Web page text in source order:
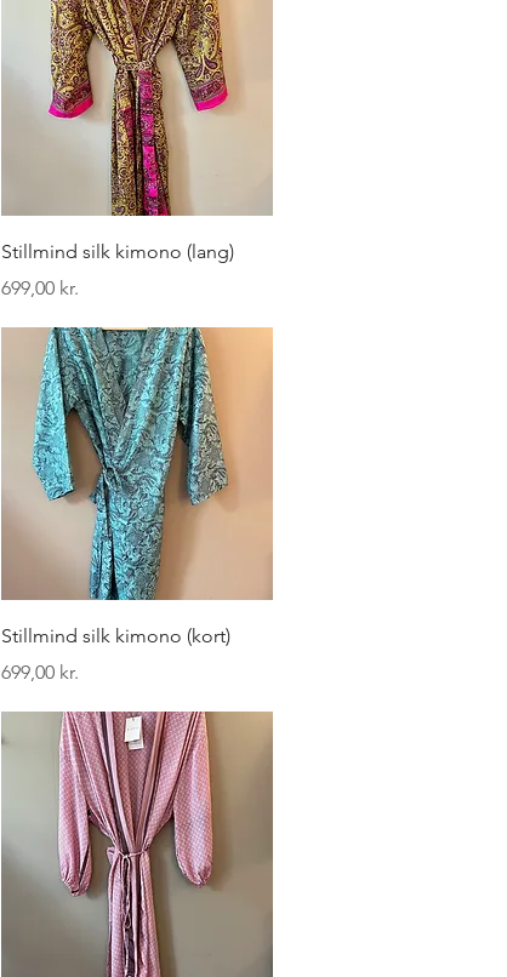
Hurtigvisning
Stillmind silk kimono (lang)
Pris
699,00 kr.
Hurtigvisning
Stillmind silk kimono (kort)
Pris
699,00 kr.